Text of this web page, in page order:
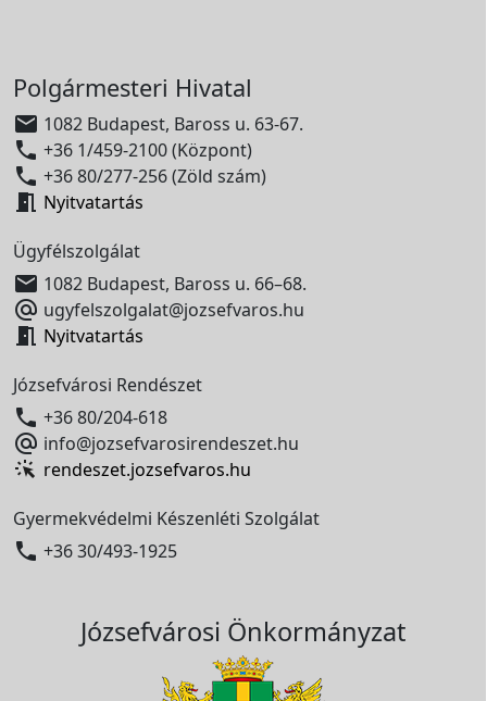
Polgármesteri Hivatal
 1082 Budapest, Baross u. 63-67.
 +36 1/459-2100 (Központ)
 +36 80/277-256 (Zöld szám)
 Nyitvatartás
Ügyfélszolgálat
 1082 Budapest, Baross u. 66–68.
 ugyfelszolgalat@jozsefvaros.hu
 Nyitvatartás
Józsefvárosi Rendészet
 +36 80/204-618
 info@jozsefvarosirendeszet.hu
rendeszet.jozsefvaros.hu
Gyermekvédelmi Készenléti Szolgálat
 +36 30/493-1925
Józsefvárosi Önkormányzat